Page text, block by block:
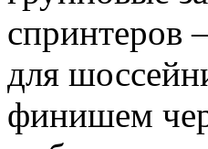
спринтеров
для
финишем